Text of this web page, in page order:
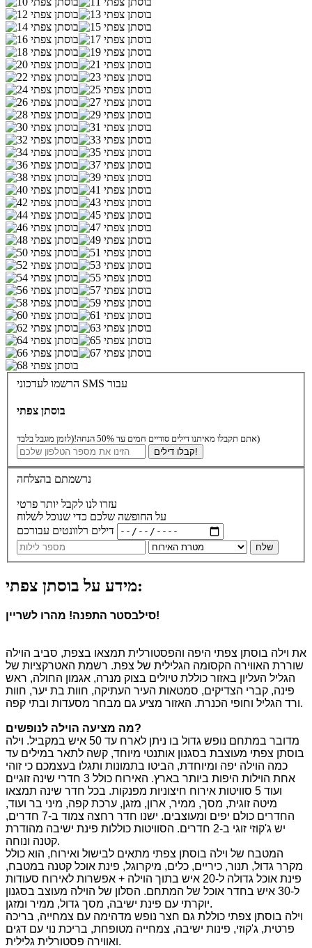
הרשמו לעדכוני SMS עבור
בוסתן צפתי
אתם תקבלו מאיתנו דילים סודיים חמים עד 50% הנחה!(לזמן מוגבל בלבד)
קבלו דילים!
נרשמתם בהצלחה
עזרו לנו לקבל יותר פרטי
על החופשה שלכם כדי שנוכל לשלוח
שלח
מידע על בוסתן צפתי:
סילבסטר התפנה! מהרו לשריין!
את וילה בוסתן צפתי היפה והפסטורלית תמצאו בצפת, סביב הוילה
שוררת האווירה הקסומה הגלילית של צפת. רשמת האטרקציות של
הגליל העליון באזור כוללת טיולים בצוק מנרה, אגמון החולה, ראש
פינה, קברי הצדיקים, סמטאות העיר העתיקה, חוות בת יער, חוות
ורד הגליל וחופי הכנרת. האזור מציע גם מבחר מסעדות ובתי קפה.
מה מציעה הוילה לנופשים?
מדובר במתחם נופש גדול בו ניתן לארח עד 50 איש במקביל. וילה
בוסתן צפתי מעוצבת בסגנון אותנטי מיוחד, קשה לתאר במילים עד
כמה הוילה יפה ומיוחדת, הביטו בתמונות ותגלו בעצמכם כי זוהי
אחת הוילות היפות ביותר בארץ. האירוח כולל 3 חדרי שינה זוגיים
ועוד 5 סוויטות אירוח חיצוניות מפנקות. בכל חדר שינה תמצאו
מיטה זוגית, מסך, ממיר, ארון, מזגן, ערכת קפה, מיני בר ועוד,
החדרים כולם יפים ומעוצבים. ישנו חדר רחצה צמוד ב-7 חדרים,
יש ג'קוזי זוגי ב-2 חדרים. הסוויטות כוללות פינת ישיבה מהודרת
קטנה ונוחה.
המטבח של וילה בוסתן צפתי מתאים לבישול ואירוח, הוא כולל
מקרר גדול, תנור, כיריים, כלים, מיקרוגל, פינת אוכל קטנה במטבח,
פינת אוכל גדולה ל-20 איש בתוך הוילה + אפשרות לאירוח סעודות
ל-30 איש בחדר אוכל של המתחם. הסלון של הוילה מעוצב בסגנון
יוקרתי עם פינת ישיבה, מסך גדול, ממיר ומזגן.
וילה בוסתן צפתי כוללת גם חצר נופש מדהימה עם צמחייה, בריכה
פרטית, ג'קוזי, פינות ישיבה, צמחייה מטופחת, בריכת נוי עם דגים
ואווירה פסטורלית גלילית.